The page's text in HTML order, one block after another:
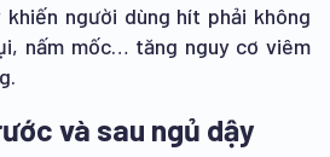
người dùng hít phải không
nấm mốc… tăng nguy cơ viêm
và sau ngủ dậy